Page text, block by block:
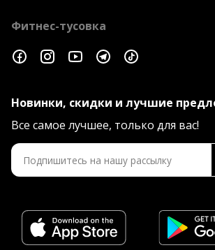
Фитнес-тусовка
Новинки, скидки и лучшие
Все самое лучшее, только для вас!